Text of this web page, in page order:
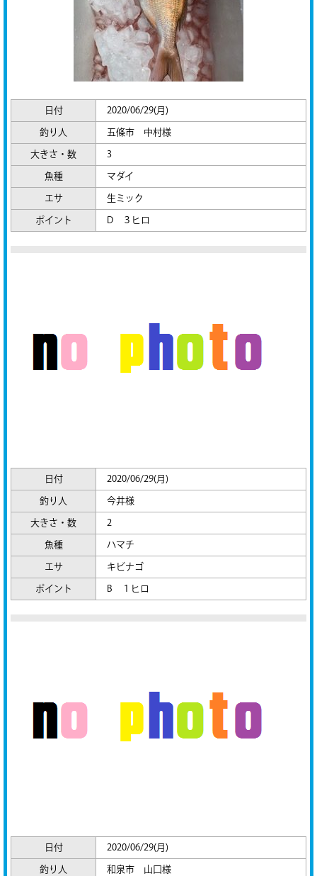
日付 2020/06/29(月)
釣り人 五條市 中村様
大きさ・数 3
魚種 マダイ
エサ 生ミック
ポイント D ３ヒロ
日付 2020/06/29(月)
釣り人 今井様
大きさ・数 2
魚種 ハマチ
エサ キビナゴ
ポイント B １ヒロ
日付 2020/06/29(月)
釣り人 和泉市 山口様